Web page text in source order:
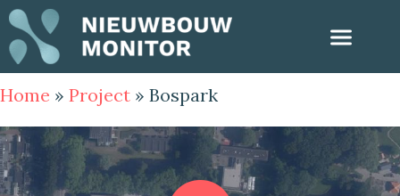
Home » Project » Bospark